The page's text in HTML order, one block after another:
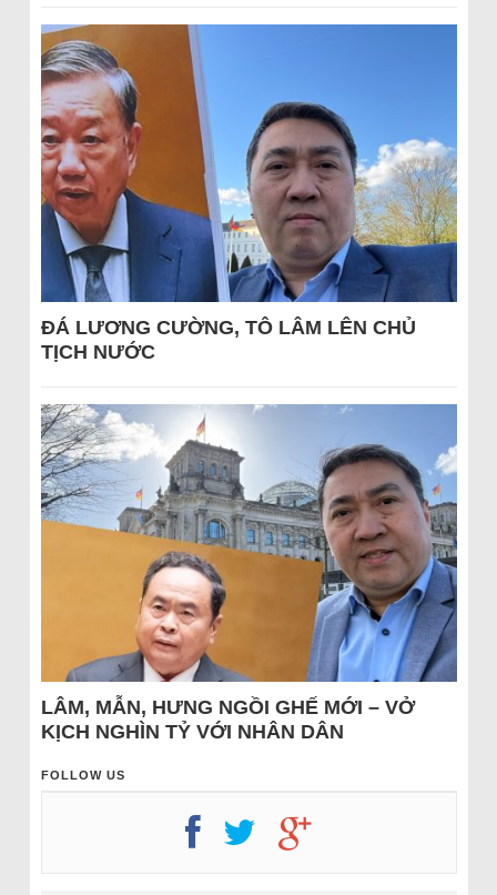
ĐÁ LƯƠNG CƯỜNG, TÔ LÂM LÊN CHỦ
TỊCH NƯỚC
LÂM, MẪN, HƯNG NGỒI GHẾ MỚI – VỞ
KỊCH NGHÌN TỶ VỚI NHÂN DÂN
FOLLOW US